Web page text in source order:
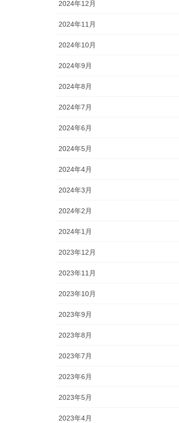
2024年12月
2024年11月
2024年10月
2024年9月
2024年8月
2024年7月
2024年6月
2024年5月
2024年4月
2024年3月
2024年2月
2024年1月
2023年12月
2023年11月
2023年10月
2023年9月
2023年8月
2023年7月
2023年6月
2023年5月
2023年4月